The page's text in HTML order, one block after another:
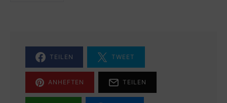
TEILEN TWEET
ANHEFTEN TEILEN